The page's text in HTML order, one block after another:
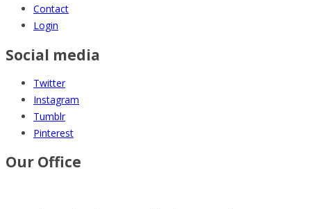
Contact
Login
Social media
Twitter
Instagram
Tumblr
Pinterest
Our Office